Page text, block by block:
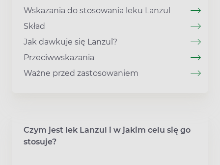
Wskazania do stosowania leku Lanzul
Skład
Jak dawkuje się Lanzul?
Przeciwwskazania
Ważne przed zastosowaniem
Czym jest lek Lanzul i w jakim celu się go
stosuje?